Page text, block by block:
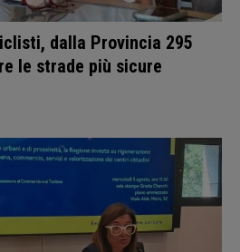
dalla Provincia 295
le strade più sicure